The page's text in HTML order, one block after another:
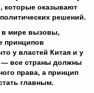
которые оказывают
решений.
мире вызовы,
принципов
у властей Китая и у
— все страны должны
права, а принцип
главным.